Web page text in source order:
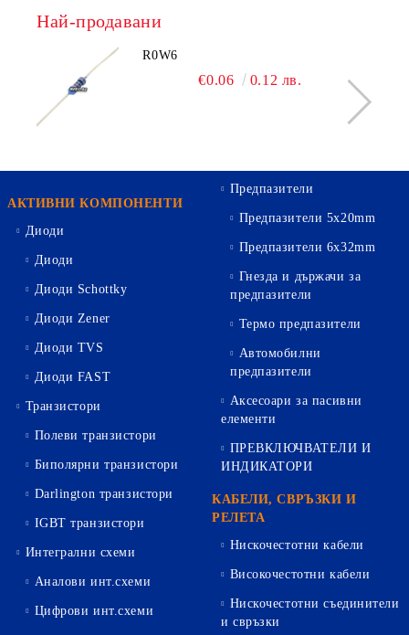
Най-продавани
R0W6
€0.06 0.12 лв.
АКТИВНИ КОМПОНЕНТИ
Диоди
Диоди
Диоди Schottky
Диоди Zener
Диоди TVS
Диоди FAST
Транзистори
Полеви транзистори
Биполярни транзистори
Darlington транзистори
IGBT транзистори
Интегрални схеми
Аналови инт.схеми
Цифрови инт.схеми
Предпазители
Предпазители 5х20mm
Предпазители 6х32mm
Гнезда и държачи за
предпазители
Термо предпазители
Автомобилни
предпазители
Аксесоари за пасивни
елементи
ПРЕВКЛЮЧВАТЕЛИ И
ИНДИКАТОРИ
КАБЕЛИ, СВРЪЗКИ И
РЕЛЕТА
Нискочестотни кабели
Високочестотни кабели
Нискочестотни съединители
и свръзки